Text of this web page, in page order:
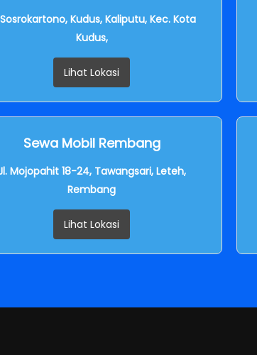
Kudus, Kaliputu, Kec. Kota
Kudus,
Lihat Lokasi
Sewa Mobil Rembang
Mojopahit 18-24, Tawangsari, Leteh,
Rembang
Lihat Lokasi